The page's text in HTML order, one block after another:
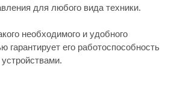
для любого вида техники.
необходимого и удобного
гарантирует его работоспособность